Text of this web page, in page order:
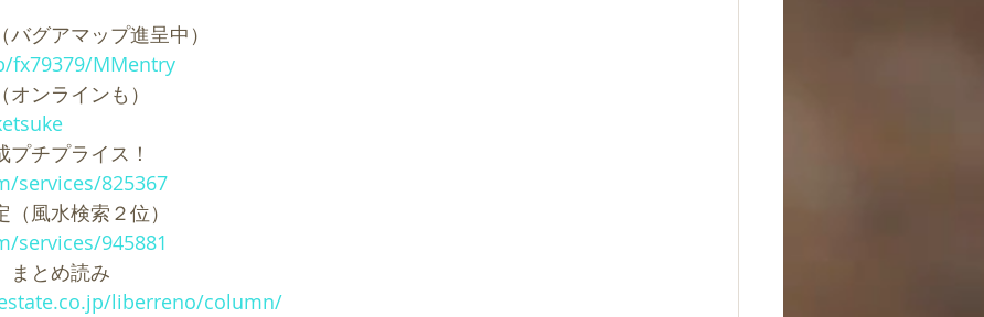
グアマップ進呈中）
fx79379/MMentry
ンラインも）
チプライス！
services/825367
風水検索２位）
services/945881
まとめ読み
liberreno/column/